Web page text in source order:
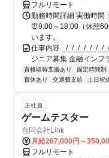
フルリモート
勤務時間詳細 実働時間
⏰9:00～18:00（休憩
います。
仕事内容 _/_/_/_/_/_/_/
ジニア募集 金融インフ
資格取得支援あり 固定時間制
育休あり
交通費支給 土日祝
正社員
ゲームテスター
合同会社Link
月給267,000円～
フルリモート